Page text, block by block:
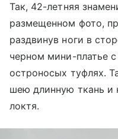
Так, 42-летняя
размещенном фото,
раздвинув ноги в
черном мини-платье
остроносых туфлях.
шею длинную ткань и
локтя.